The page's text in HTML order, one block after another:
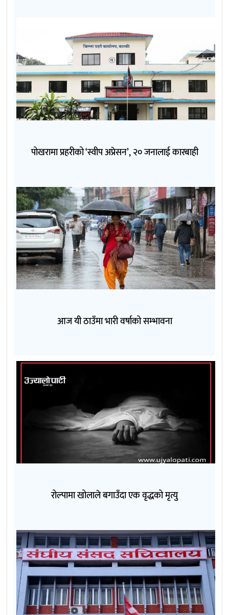
पोखरामा प्रहरीको ‘स्वीप अप्रेसन’, २० जनालाई कारबाही
आज यी ठाउँमा भारी वर्षाको सम्भावना
रोल्पामा खोलाले बगाउँदा एक वृद्धको मृत्यु